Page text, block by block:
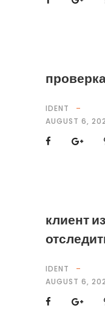
IDENT
AUGUST 6,
клиент
IDENT
AUGUST 6,